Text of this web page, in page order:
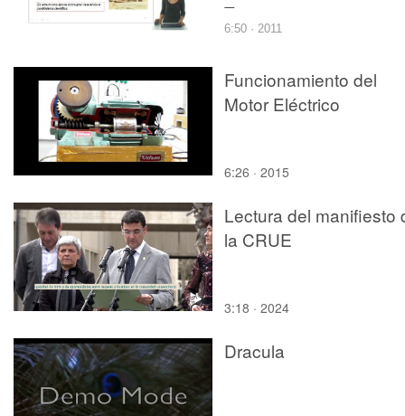
Taine
6:50 · 2011
Funcionamiento del
Motor Eléctrico
6:26 · 2015
Lectura del manifiesto
la CRUE
3:18 · 2024
Dracula